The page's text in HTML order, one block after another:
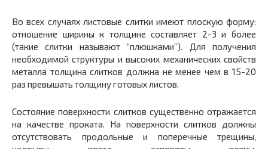
Во всех случаях листовые слитки имеют плоскую форму:
отношение ширины к толщине составляет 2-3 и более
(такие слитки называют “плюшками”). Для получения
необходимой структуры и высоких механических свойств
металла толщина слитков должна не менее чем в 15-20
раз превышать толщину готовых листов.
Состояние поверхности слитков существенно отражается
на качестве проката. На поверхности слитков должны
отсутствовать продольные и поперечные трещины,